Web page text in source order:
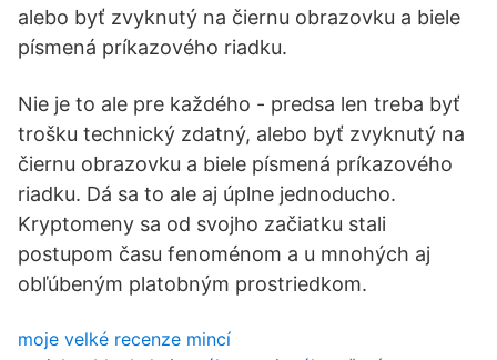
alebo byť zvyknutý na čiernu obrazovku a biele
písmená príkazového riadku.
Nie je to ale pre každého - predsa len treba byť
trošku technický zdatný, alebo byť zvyknutý na
čiernu obrazovku a biele písmená príkazového
riadku. Dá sa to ale aj úplne jednoducho.
Kryptomeny sa od svojho začiatku stali
postupom času fenoménom a u mnohých aj
obľúbeným platobným prostriedkom.
moje velké recenze mincí